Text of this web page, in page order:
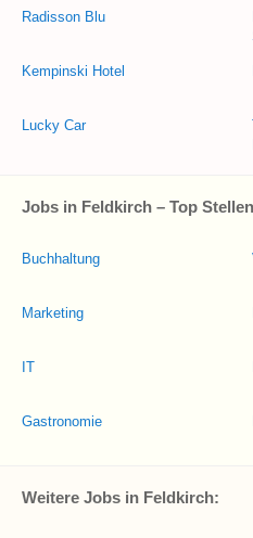
Radisson Blu
Kempinski Hotel
Lucky Car
Jobs in Feldkirch – Top
Buchhaltung
Marketing
IT
Gastronomie
Weitere Jobs in Feldkirch: